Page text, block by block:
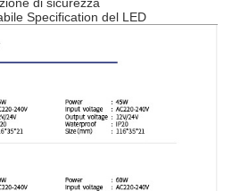
di sicurezza
Specification del LED